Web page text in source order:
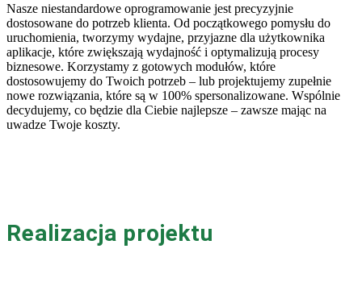
Nasze niestandardowe oprogramowanie jest precyzyjnie
dostosowane do potrzeb klienta. Od początkowego pomysłu do
uruchomienia, tworzymy wydajne, przyjazne dla użytkownika
aplikacje, które zwiększają wydajność i optymalizują procesy
biznesowe. Korzystamy z gotowych modułów, które
dostosowujemy do Twoich potrzeb – lub projektujemy zupełnie
nowe rozwiązania, które są w 100% spersonalizowane. Wspólnie
decydujemy, co będzie dla Ciebie najlepsze – zawsze mając na
uwadze Twoje koszty.
Realizacja projektu